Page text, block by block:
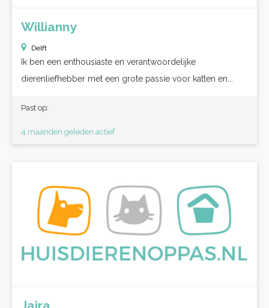
Willianny
Delft
Ik ben een enthousiaste en verantwoordelijke
dierenliefhebber met een grote passie voor katten en...
Past op:
4 maanden geleden actief